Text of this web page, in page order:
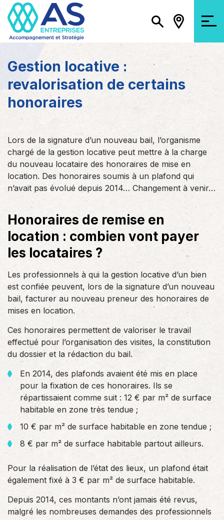
Gestion locative :
revalorisation de certains
honoraires
Lors de la signature d’un nouveau bail, l’organisme
chargé de la gestion locative peut mettre à la charge
du nouveau locataire des honoraires de mise en
location. Des honoraires soumis à un plafond qui
n’avait pas évolué depuis 2014… Changement à venir…
Honoraires de remise en
location : combien vont payer
les locataires ?
Les professionnels à qui la gestion locative d’un bien
est confiée peuvent, lors de la signature d’un nouveau
bail, facturer au nouveau preneur des honoraires de
mises en location.
Ces honoraires permettent de valoriser le travail
effectué pour l’organisation des visites, la constitution
du dossier et la rédaction du bail.
En 2014, des plafonds avaient été mis en place
pour la fixation de ces honoraires. Ils se
répartissaient comme suit : 12 € par m² de surface
habitable en zone très tendue ;
10 € par m² de surface habitable en zone tendue ;
8 € par m² de surface habitable partout ailleurs.
Pour la réalisation de l’état des lieux, un plafond était
également fixé à 3 € par m² de surface habitable.
Depuis 2014, ces montants n’ont jamais été revus,
malgré les nombreuses demandes des professionnels